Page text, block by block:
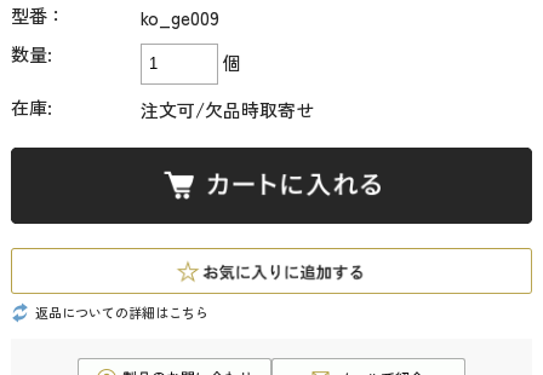
型番：
ko_ge009
数量:
個
在庫:
注文可/欠品時取寄せ
返品についての詳細はこちら